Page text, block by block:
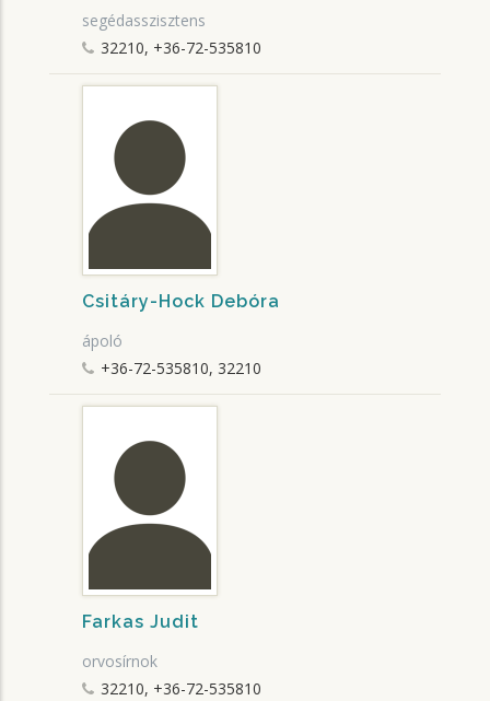
segédasszisztens
32210, +36-72-535810
Csitáry-Hock Debóra
ápoló
+36-72-535810, 32210
Farkas Judit
orvosírnok
32210, +36-72-535810